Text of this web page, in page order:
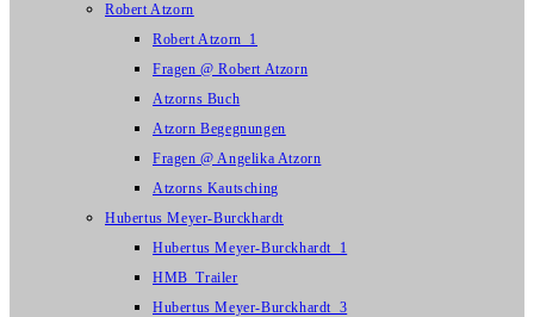
Robert Atzorn
Robert Atzorn_1
Fragen @ Robert Atzorn
Atzorns Buch
Atzorn Begegnungen
Fragen @ Angelika Atzorn
Atzorns Kautsching
Hubertus Meyer-Burckhardt
Hubertus Meyer-Burckhardt_1
HMB_Trailer
Hubertus Meyer-Burckhardt_3